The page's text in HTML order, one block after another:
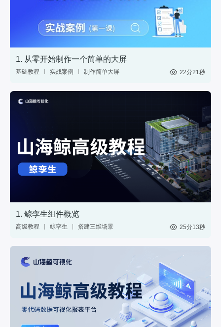
1. 从零开始制作一个简单的大屏
基础教程 实战案例
制作简单大屏
22分21秒
1. 鲸孪生组件概览
高级教程 鲸孪生
搭建三维场景
25分13秒